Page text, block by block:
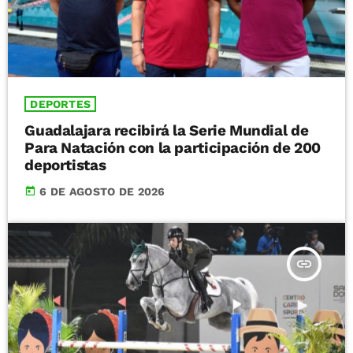
DEPORTES
Guadalajara recibirá la Serie Mundial de
Para Natación con la participación de 200
deportistas
today 6 DE AGOSTO DE 2026
insert_link